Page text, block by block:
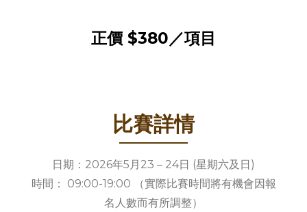
正價 $380／項目
比賽詳情
日期：2026年5月23 – 24日 (星期六及日)
時間： 09:00-19:00 （實際比賽時間將有機會因報
名人數而有所調整）